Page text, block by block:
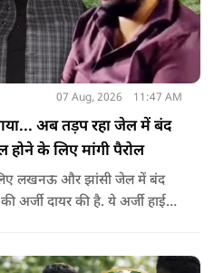
07 Aug, 2026 11:47 AM
अब तड़प रहा जेल में बंद
के लिए मांगी पैरोल
लखनऊ और झांसी जेल में बंद
अर्जी दायर की है. ये अर्जी हाई